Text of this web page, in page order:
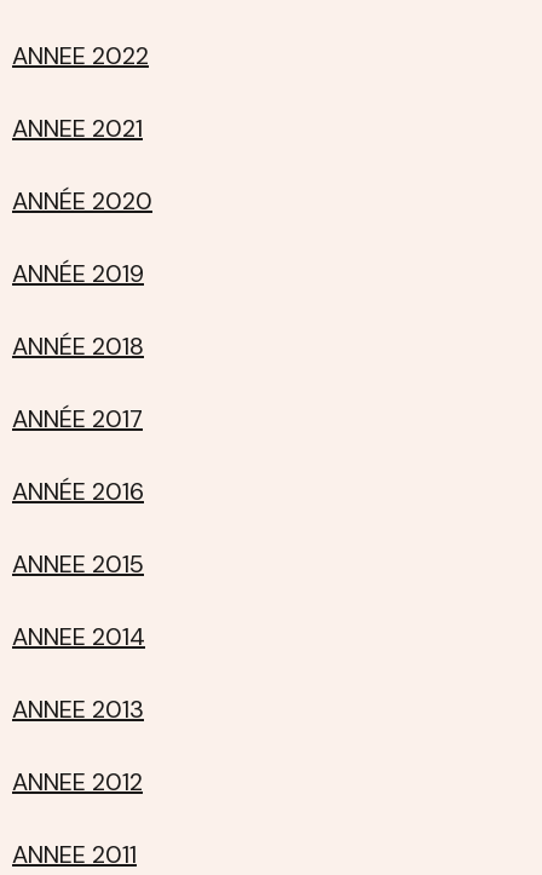
ANNEE 2022
ANNEE 2021
ANNÉE 2020
ANNÉE 2019
ANNÉE 2018
ANNÉE 2017
ANNÉE 2016
ANNEE 2015
ANNEE 2014
ANNEE 2013
ANNEE 2012
ANNEE 2011